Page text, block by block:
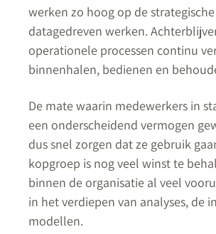
werken zo hoog op de
datagedreven werken.
operationele processen continu
binnenhalen, bedienen en
De mate waarin medewerkers in
een onderscheidend vermogen
dus snel zorgen dat ze gebruik
kopgroep is nog veel winst te
binnen de organisatie al veel
in het verdiepen van analyses, de
modellen.